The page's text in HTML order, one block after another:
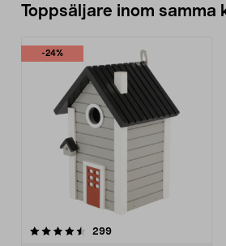
Toppsäljare inom samma
-24%
299recensioner
4.0 av 5 stjärnor